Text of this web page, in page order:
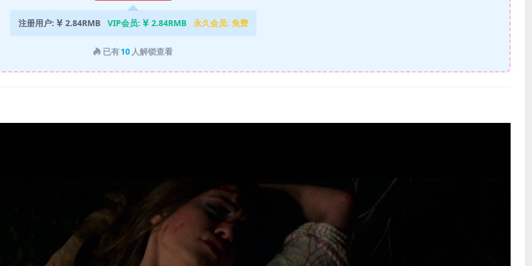
注册用户: 2.84RMB VIP会员: 2.84RMB 永久会员: 免费
已有10 人解锁查看